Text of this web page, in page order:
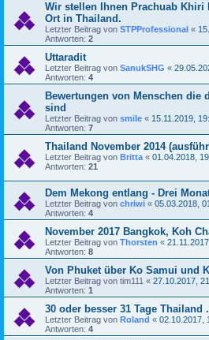
Wir stellen Ihnen Prachuab Khiri
Ort in Thailand.
Letzter Beitrag von STPProfessional «
Antworten: 2
Uttaradit
Letzter Beitrag von SanukSHG «
Antworten: 4
Bewertungen von Menschen die
sind
Letzter Beitrag von smile « 15.11.2019,
Antworten: 7
Thailand November 2014
Letzter Beitrag von Britta « 01.04.2018,
Antworten: 21
Dem Mekong entlang - Drei
Letzter Beitrag von chriwi « 05.03.2018,
Antworten: 4
November 2017 Bangkok, Koh
Letzter Beitrag von Thorsten «
Antworten: 8
Von Phuket über Ko Samui und
Letzter Beitrag von tim111 « 27.10.2017,
Antworten: 1
30 oder besser 31 Tage Thailand
Letzter Beitrag von Roland « 02.10.2017,
Antworten: 4